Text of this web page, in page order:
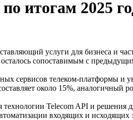
итогам 2025
услуги для бизнеса и
сопоставимым с
сервисов телеком-платформы
около 15%, аналогичный
Telecom API и
входящих и исходящих